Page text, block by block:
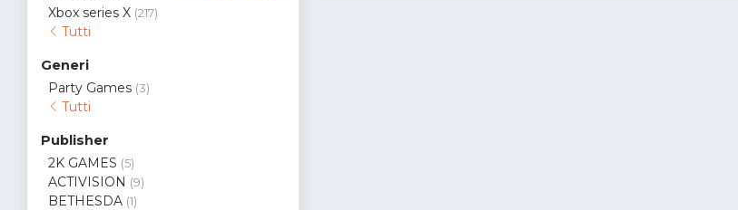
Xbox series X (217)
Tutti
Generi
Party Games (3)
Tutti
Publisher
2K GAMES (5)
ACTIVISION (9)
BETHESDA (1)